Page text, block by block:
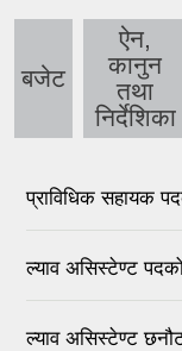
बजेट
ऐन,
कानुन
तथा
निर्देशिका
प्राविधिक सहायक
ल्याव असिस्टेण्ट
ल्याव असिस्टेण्ट